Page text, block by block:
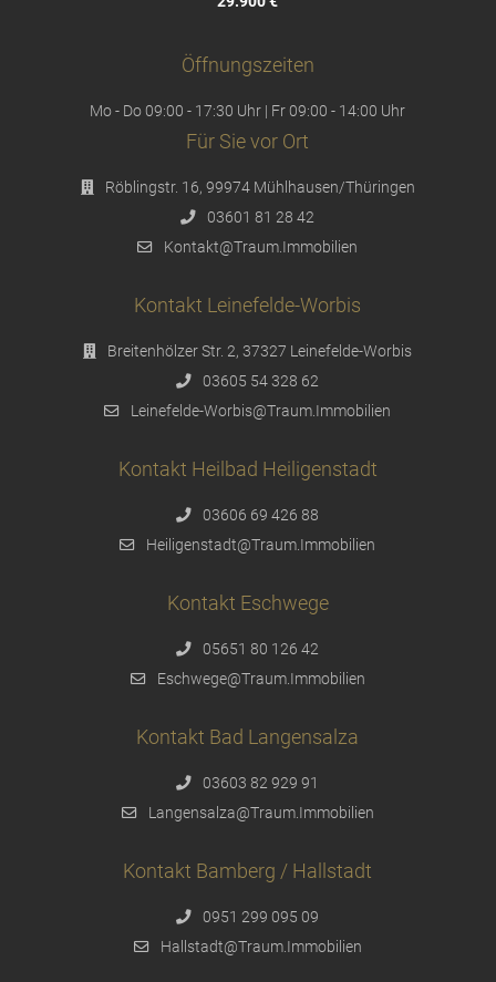
Öffnungszeiten
Mo - Do 09:00 - 17:30 Uhr | Fr 09:00 - 14:00 Uhr
Für Sie vor Ort
Röblingstr. 16, 99974 Mühlhausen/Thüringen
03601 81 28 42
Kontakt@Traum.Immobilien
Kontakt Leinefelde-Worbis
Breitenhölzer Str. 2, 37327 Leinefelde-Worbis
03605 54 328 62
Leinefelde-Worbis@Traum.Immobilien
Kontakt Heilbad Heiligenstadt
03606 69 426 88
Heiligenstadt@Traum.Immobilien
Kontakt Eschwege
05651 80 126 42
Eschwege@Traum.Immobilien
Kontakt Bad Langensalza
03603 82 929 91
Langensalza@Traum.Immobilien
Kontakt Bamberg / Hallstadt
0951 299 095 09
Hallstadt@Traum.Immobilien